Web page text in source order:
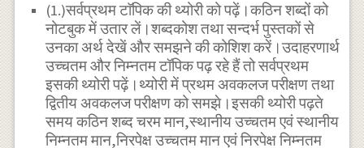
(1.)सर्वप्रथम टाॅपिक की थ्योरी को पढ़ें।कठिन शब्दों को
नोटबुक में उतार लें।शब्दकोश तथा सन्दर्भ पुस्तकों से
उनका अर्थ देखें और समझने की कोशिश करें।उदाहरणार्थ
उच्चतम और निम्नतम टॉपिक पढ़ रहे हैं तो सर्वप्रथम
इसकी थ्योरी पढ़ें।थ्योरी में प्रथम अवकलज परीक्षण तथा
द्वितीय अवकलज परीक्षण को समझे।इसकी थ्योरी पढ़ते
समय कठिन शब्द चरम मान,स्थानीय उच्चतम एवं स्थानीय
निम्नतम मान,निरपेक्ष उच्चतम मान एवं निरपेक्ष निम्नतम